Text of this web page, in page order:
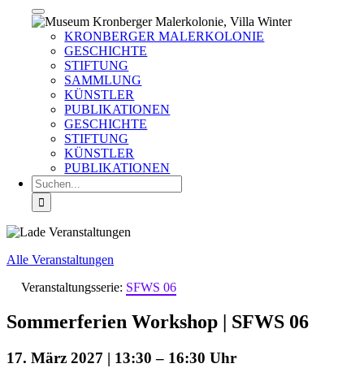
KRONBERGER MALERKOLONIE
GESCHICHTE
STIFTUNG
SAMMLUNG
KÜNSTLER
PUBLIKATIONEN
GESCHICHTE
STIFTUNG
KÜNSTLER
PUBLIKATIONEN
Suche
nach:
Alle Veranstaltungen
Veranstaltungsserie: SFWS 06
Sommerferien Workshop | SFWS 06
17. März 2027 | 13:30 – 16:30